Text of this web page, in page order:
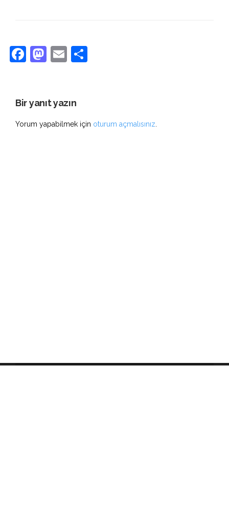
Facebook
Mastodon
Email
Bir yanıt yazın
Yorum yapabilmek için oturum açmalısınız